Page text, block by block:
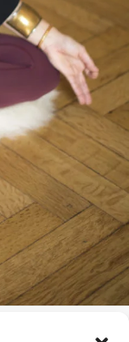
Bordeaux